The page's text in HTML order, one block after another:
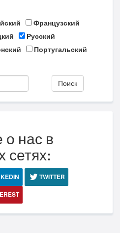
Французский
Русский
Португальский
Поиск
о нас в
сетях:
TWITTER